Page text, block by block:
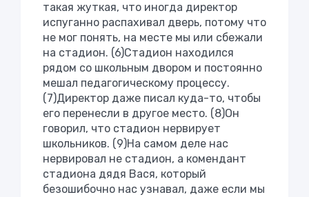
такая жуткая, что иногда директор
испуганно распахивал дверь, потому что
не мог понять, на месте мы или сбежали
на стадион. (6)Стадион находился
рядом со школьным двором и постоянно
мешал педагогическому процессу.
(7)Директор даже писал куда-то, чтобы
его перенесли в другое место. (8)Он
говорил, что стадион нервирует
школьников. (9)На самом деле нас
нервировал не стадион, а комендант
стадиона дядя Вася, который
безошибочно нас узнавал, даже если мы